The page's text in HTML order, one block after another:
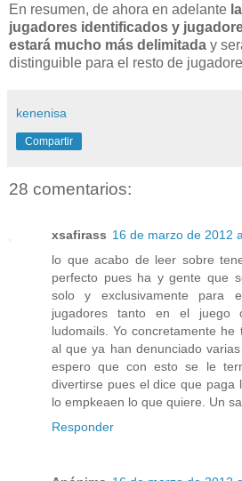
En resumen, de ahora en adelante
jugadores identificados y
estará mucho más delimitada y
distinguible para el resto de
kenenisa
Compartir
28 comentarios:
xsafirass 16 de marzo de 2012
lo que acabo de leer sobre
perfecto pues ha y gente que
solo y exclusivamente para
jugadores tanto en el juego
ludomails. Yo concretamente
al que ya han denunciado
espero que con esto se le
divertirse pues el dice que paga
lo empkeaen lo que quiere. Un
Responder